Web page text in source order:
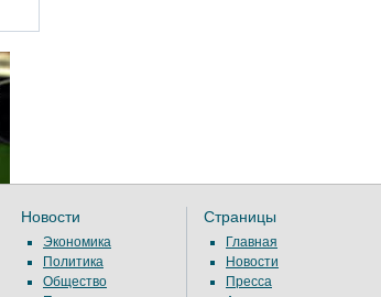
Новости
Экономика
Политика
Общество
Страницы
Главная
Новости
Пресса